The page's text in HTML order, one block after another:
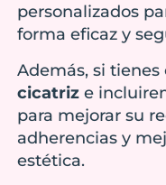
personalizados
forma eficaz y
Además, si tienes
cicatriz e
para mejorar su
adherencias y
estética.